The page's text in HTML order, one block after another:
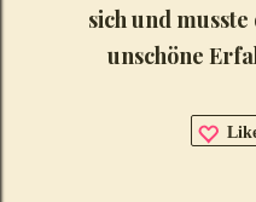
sich und
unschöne